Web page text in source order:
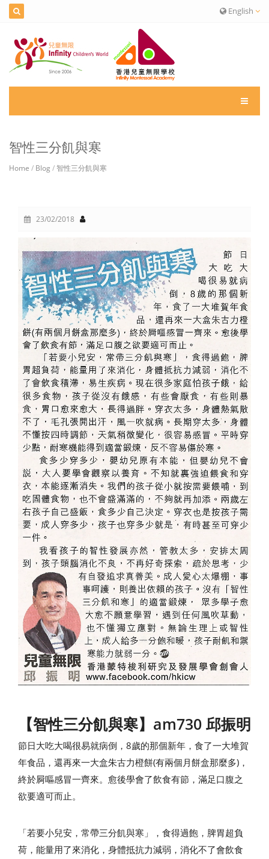
English
智性三分飢與寒
Home / Blog / 智性三分飢與寒
23/02/2018
【智性三分飢與寒】am730 邱振明
節日大吃大喝很易就病倒，8歲的那個新年，食了一大堆賀
年食品，還再來一大盒朱古力橙餅(有兩個月餅盒那麼多)，
終於屙嘔感冒一齊來。愈後學會了飲食有節，滿足口腹之
欲要適可而止。
「若要小兒安，常帶三分飢與寒」，食得過飽，脾胃超負
荷，能量用了來消化，身體抵抗力減弱，消化不了會飲食